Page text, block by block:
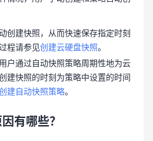
创建快照，从而快速保存指定时刻
程请参见创建云硬盘快照。
户通过自动快照策略周期性地为云
建快照的时刻为策略中设置的时间
建自动快照策略。
有哪些？